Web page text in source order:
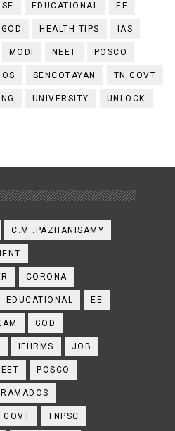
EDUCATIONAL EE
GOD HEALTH TIPS IAS
MODI NEET POSCO
SENCOTAYAN TN GOVT
UNIVERSITY UNLOCK
C.M .PAZHANISAMY
CORONA
EDUCATIONAL EE
GOD
IFHRMS JOB
POSCO
RAMADOS
GOVT TNPSC